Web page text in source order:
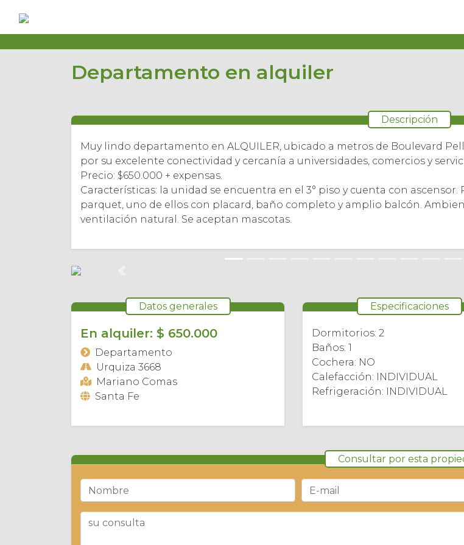
Departamento en alquiler
Descripción
Muy lindo departamento en ALQUILER, ubicado a metros de Boulevard
por su excelente conectividad y cercanía a universidades, comercios y
Precio: $650.000 + expensas.
Características: la unidad se encuentra en el 3° piso y cuenta con
parquet, uno de ellos con placard, baño completo y amplio balcón.
ventilación natural. Se aceptan mascotas.
Datos generales
En alquiler: $ 650.000
Departamento
Urquiza 3668
Mariano Comas
Santa Fe
Especificaciones
Dormitorios: 2
Baños: 1
Cochera: NO
Calefacción: INDIVIDUAL
Refrigeración: INDIVIDUAL
Consultar por esta